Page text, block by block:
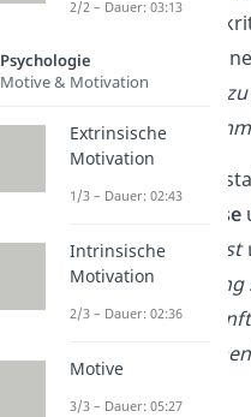
kann das schnell zu
emotionalen
„Du kommst immer
dich nicht mal
Bei der GFK werden
konkrete Bedürfnisse
formuliert wie
„Mir
pünktlich das
Könntest du in
rechtzeitig zu
2/2 – Dauer: 03:13
Psychologie
Motive & Motivation
Extrinsische
Motivation
1/3 – Dauer: 02:43
Intrinsische
Motivation
2/3 – Dauer: 02:36
Motive
3/3 – Dauer: 05:27